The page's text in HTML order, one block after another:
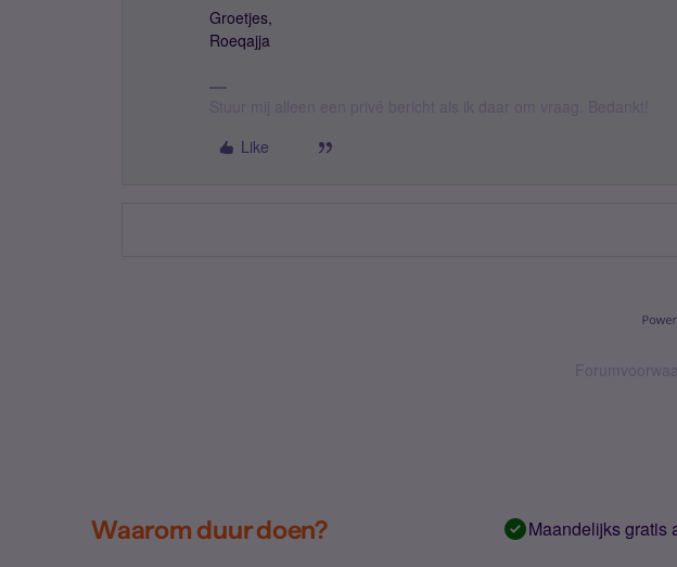
Groetjes,
Roeqajja
Like
Waarom duur doen? Maandelijks gratis